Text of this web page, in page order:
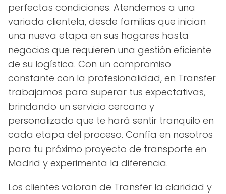
perfectas condiciones. Atendemos a una
variada clientela, desde familias que inician
una nueva etapa en sus hogares hasta
negocios que requieren una gestión eficiente
de su logística. Con un compromiso
constante con la profesionalidad, en Transfer
trabajamos para superar tus expectativas,
brindando un servicio cercano y
personalizado que te hará sentir tranquilo en
cada etapa del proceso. Confía en nosotros
para tu próximo proyecto de transporte en
Madrid y experimenta la diferencia.
Los clientes valoran de Transfer la claridad y